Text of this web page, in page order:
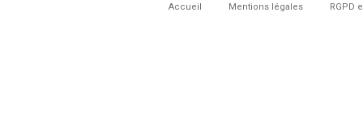
Accueil Mentions légales RGPD